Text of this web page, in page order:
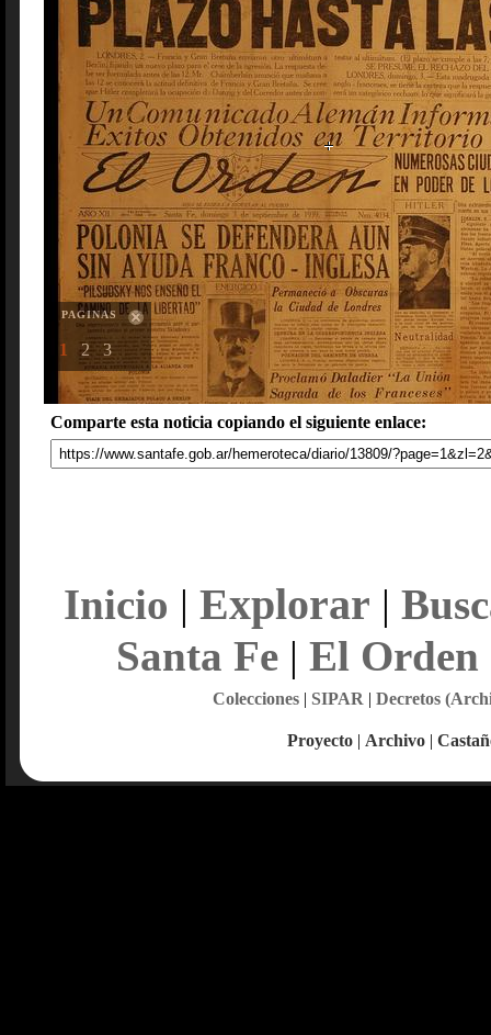
PAGINAS
1 2 3
Comparte esta noticia copiando el siguiente enlace:
Inicio | Explorar |
Santa Fe| El Orden
Colecciones| SIPAR | Decretos
Proyecto | Archivo |